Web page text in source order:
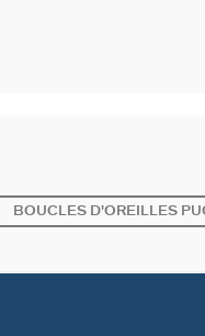
BOUCLES D'OREILLES